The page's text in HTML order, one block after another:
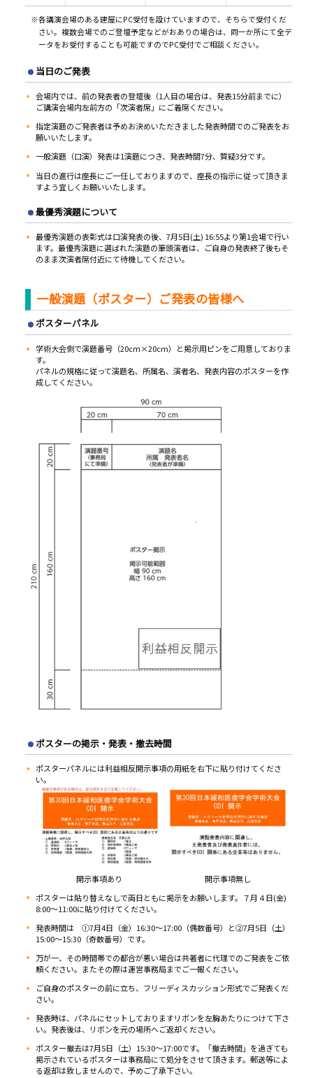
※各講演会場のある建屋にPC受付を設けていますので、そちらで受付くだ
さい。複数会場でのご登壇予定などがおありの場合は、同一か所にて全デ
ータをお受付することも可能ですのでPC受付でご相談ください。
当日のご発表
会場内では、前の発表者の登壇後（1人目の場合は、発表15分前までに）
ご講演会場内左前方の「次演者席」にご着席ください。
指定演題のご発表者は予めお決めいただきました発表時間でのご発表をお
願いいたします。
一般演題（口演）発表は1演題につき、発表時間7分、質疑3分です。
当日の進行は座長にご一任しておりますので、座長の指示に従って頂きま
すよう宜しくお願いいたします。
最優秀演題について
最優秀演題の表彰式は口演発表の後、7月5日(土) 16:55より第1会場で行い
ます。最優秀演題に選ばれた演題の筆頭演者は、ご自身の発表終了後もそ
のまま次演者席付近にて待機してください。
一般演題（ポスター）ご発表の皆様へ
ポスターパネル
学術大会側で演題番号（20cｍ×20cm）と掲示用ピンをご用意しておりま
す。
パネルの規格に従って演題名、所属名、演者名、発表内容のポスターを作
成してください。
ポスターの掲示・発表・撤去時間
ポスターパネルには利益相反開示事項の用紙を右下に貼り付けてくださ
い。
開示事項あり
開示事項無し
ポスターは貼り替えなしで両日ともに掲示をお願いします。７月４日(金)
8:00～11:00に貼り付けてください。
発表時間は ①7月4日（金）16:30～17:00（偶数番号）と②7月5日（土）
15:00～15:30（奇数番号）です。
万が一、その時間帯での都合が悪い場合は共著者に代理でのご発表をご依
頼ください。またその際は運営事務局までご一報ください。
ご自身のポスターの前に立ち、フリーディスカッション形式でご発表くだ
さい。
発表時は、パネルにセットしておりますリボンを左胸あたりにつけて下さ
い。発表後は、リボンを元の場所へご返却ください。
ポスター撤去は7月5日（土）15:30～17:00です。「撤去時間」を過ぎても
掲示されているポスターは事務局にて処分をさせて頂きます。郵送等によ
る返却は致しませんので、予めご了承下さい。